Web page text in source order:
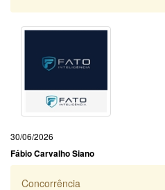
30/06/2026
Fábio Carvalho Siano
Concorrência